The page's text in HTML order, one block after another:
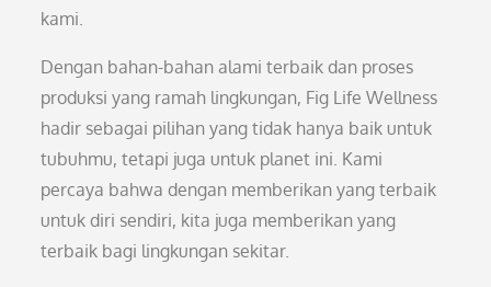
kami.
Dengan bahan-bahan alami terbaik dan proses
produksi yang ramah lingkungan, Fig Life Wellness
hadir sebagai pilihan yang tidak hanya baik untuk
tubuhmu, tetapi juga untuk planet ini. Kami
percaya bahwa dengan memberikan yang terbaik
untuk diri sendiri, kita juga memberikan yang
terbaik bagi lingkungan sekitar.